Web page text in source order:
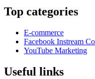
Top categories
E-commerce
Facebook Instream
YouTube Marketing
Useful links